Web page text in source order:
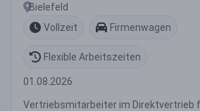
Bielefeld
Vollzeit
Firmenwagen
Flexible Arbeitszeiten
01.08.2026
Vertriebsmitarbeiter im Direktvertrieb